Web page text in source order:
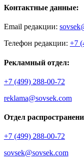
Контактные данные:
Email редакции:
Телефон редакции: +7
Рекламный отдел:
+7 (499) 288-00-72
reklama@sovsek.com
Отдел
+7 (499) 288-00-72
sovsek@sovsek.com